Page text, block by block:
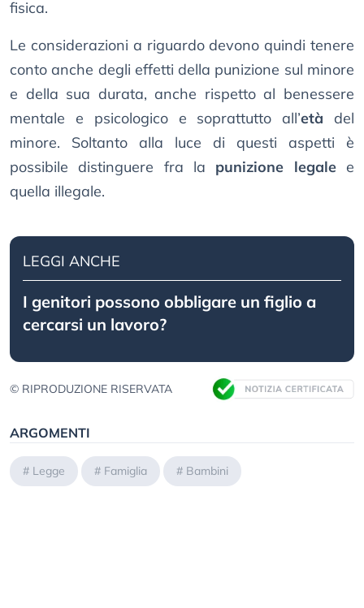
fisica.
Le considerazioni a riguardo devono quindi tenere
conto anche degli effetti della punizione sul minore
e della sua durata, anche rispetto al benessere
mentale e psicologico e soprattutto all’età del
minore. Soltanto alla luce di questi aspetti è
possibile distinguere fra la punizione legalee
quella illegale.
LEGGI ANCHE
I genitori possono obbligare un figlio a
cercarsi un lavoro?
© RIPRODUZIONE RISERVATA
ARGOMENTI
# Legge # Famiglia # Bambini